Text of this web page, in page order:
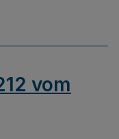
vom